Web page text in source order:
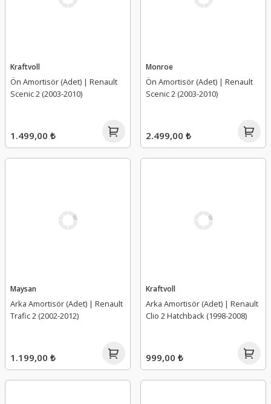
Kraftvoll
Ön Amortisör (Adet) | Renault
Scenic 2 (2003-2010)
1.499,00 ₺
Monroe
Ön Amortisör (Adet) | Renault
Scenic 2 (2003-2010)
2.499,00 ₺
Maysan
Arka Amortisör (Adet) | Renault
Trafic 2 (2002-2012)
1.199,00 ₺
Kraftvoll
Arka Amortisör (Adet) | Renault
Clio 2 Hatchback (1998-2008)
999,00 ₺